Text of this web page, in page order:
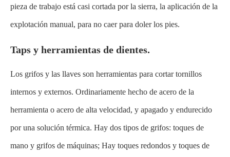
pieza de trabajo está casi cortada por la sierra, la aplicación de la
explotación manual, para no caer para doler los pies.
Taps y herramientas de dientes.
Los grifos y las llaves son herramientas para cortar tornillos
internos y externos. Ordinariamente hecho de acero de la
herramienta o acero de alta velocidad, y apagado y endurecido
por una solución térmica. Hay dos tipos de grifos: toques de
mano y grifos de máquinas; Hay toques redondos y toques de